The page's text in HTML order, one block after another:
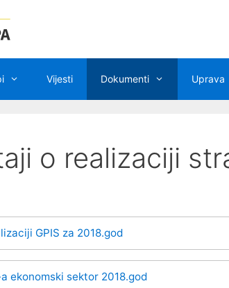
Vijesti Dokumenti Uprava
o realizaciji
GPIS za 2018.god
ekonomski sektor 2018.god